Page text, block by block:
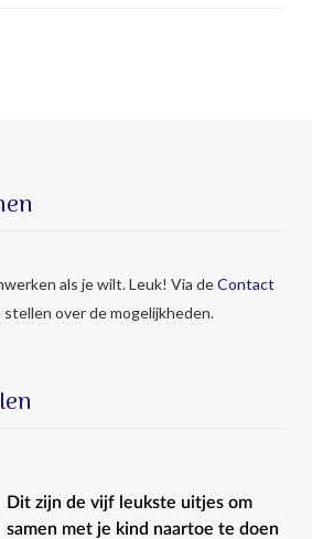
als je wilt. Leuk! Via deContact
stellen over de mogelijkheden.
Dit zijn de vijf leukste uitjes om
samen met je kind naartoe te doen